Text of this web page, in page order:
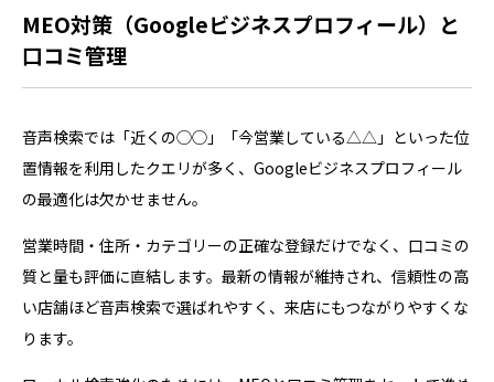
すく解説しています。廃止された構造化データ一覧や、エ
ラー確認のテストツールも紹介して…
MEO対策（Googleビジネスプロフィール）と
口コミ管理
音声検索では「近くの◯◯」「今営業している△△」といった位
置情報を利用したクエリが多く、Googleビジネスプロフィール
の最適化は欠かせません。
営業時間・住所・カテゴリーの正確な登録だけでなく、口コミの
質と量も評価に直結します。最新の情報が維持され、信頼性の高
い店舗ほど音声検索で選ばれやすく、来店にもつながりやすくな
ります。